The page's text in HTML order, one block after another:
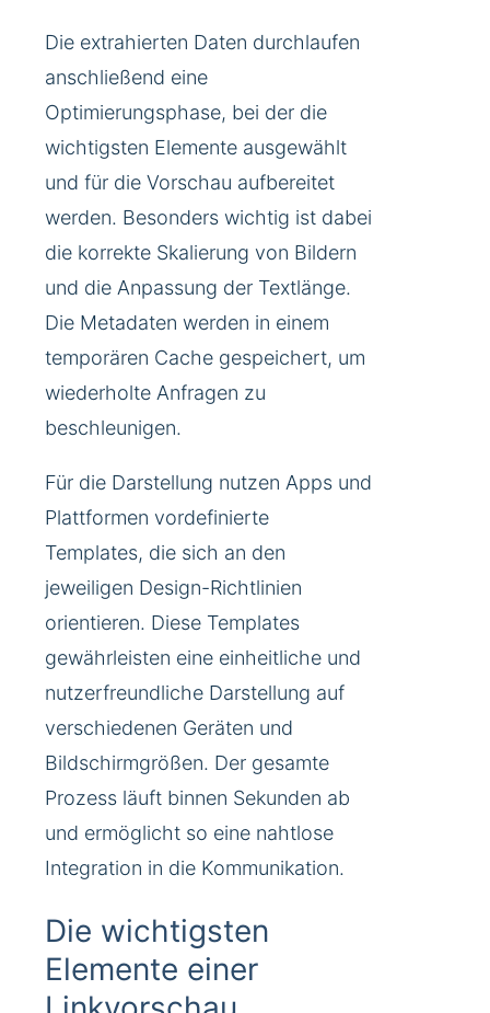
Die extrahierten Daten durchlaufen
anschließend eine
Optimierungsphase, bei der die
wichtigsten Elemente ausgewählt
und für die Vorschau aufbereitet
werden. Besonders wichtig ist dabei
die korrekte Skalierung von Bildern
und die Anpassung der Textlänge.
Die Metadaten werden in einem
temporären Cache gespeichert, um
wiederholte Anfragen zu
beschleunigen.
Für die Darstellung nutzen Apps und
Plattformen vordefinierte
Templates, die sich an den
jeweiligen Design-Richtlinien
orientieren. Diese Templates
gewährleisten eine einheitliche und
nutzerfreundliche Darstellung auf
verschiedenen Geräten und
Bildschirmgrößen. Der gesamte
Prozess läuft binnen Sekunden ab
und ermöglicht so eine nahtlose
Integration in die Kommunikation.
Die wichtigsten
Elemente einer